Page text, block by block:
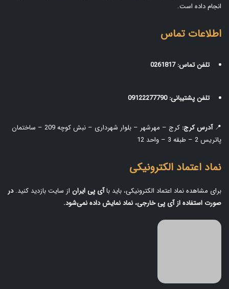
انجام داده است.
اطلاعات تماس
تلفن تماس: 0261817
تلفن پشتیبانی: 09122277790
📍آدرس کرج:
کرج – مهرشهر – بلوار شهرداری – نبش کوچه 209 – ساختمان
پاتریس 2 – طبقه 3 – واحد 12
نماد اعتماد الکترونیکی
برای مشاهده نماد اعتماد الکترونیکی، باید باآی‌ پی ایران از سایت بازدید کنید.در
صورت استفاده از آی‌ پی خارجی، نماد نمایش داده نمی‌شود.